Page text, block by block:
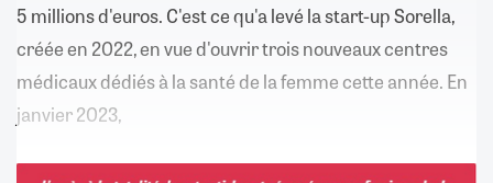
5 millions d'euros. C'est ce qu'a levé la start-up Sorella,
créée en 2022, en vue d'ouvrir trois nouveaux centres
médicaux dédiés à la santé de la femme cette année. En
janvier 2023,